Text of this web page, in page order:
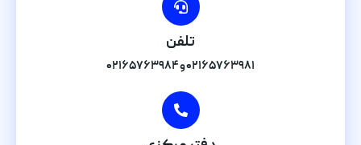
تلفن
۰۲۱۶۵۷۶۳۹۸۱ و ۰۲۱۶۵۷۶۳۹۸۴